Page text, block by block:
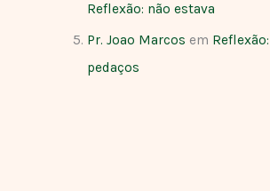
Reflexão: não estava
Pr. Joao Marcos em
pedaços